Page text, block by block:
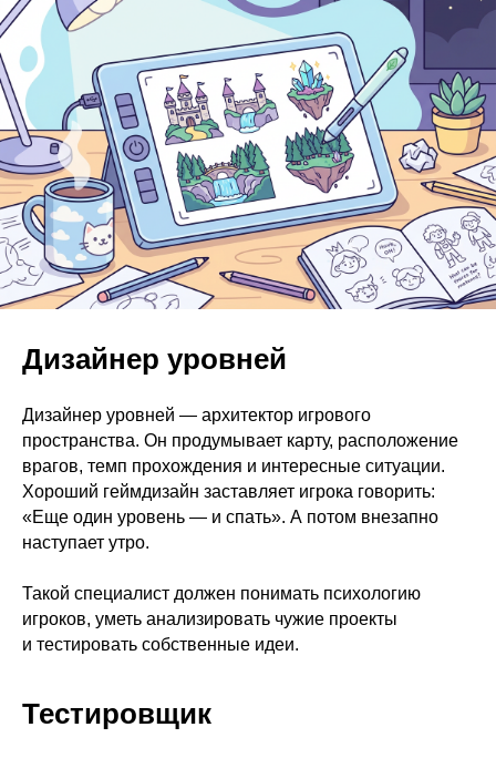
Дизайнер уровней
Дизайнер уровней — архитектор игрового
пространства. Он продумывает карту, расположение
врагов, темп прохождения и интересные ситуации.
Хороший геймдизайн заставляет игрока говорить:
«Еще один уровень — и спать». А потом внезапно
наступает утро.
Такой специалист должен понимать психологию
игроков, уметь анализировать чужие проекты
и тестировать собственные идеи.
Тестировщик